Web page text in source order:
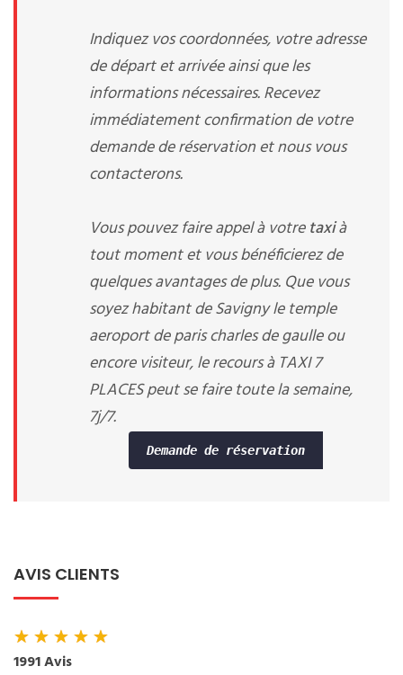
Indiquez vos coordonnées, votre adresse
de départ et arrivée ainsi que les
informations nécessaires. Recevez
immédiatement confirmation de votre
demande de réservation et nous vous
contacterons.
Vous pouvez faire appel à votretaxià
tout moment et vous bénéficierez de
quelques avantages de plus. Que vous
soyez habitant de Savigny le temple
aeroport de paris charles de gaulle ou
encore visiteur, le recours à TAXI 7
PLACES peut se faire toute la semaine,
7j/7.
Demande de réservation
AVIS CLIENTS
★★★★★
1991 Avis